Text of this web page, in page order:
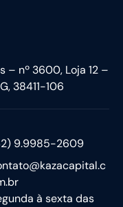
– nº 3600, Loja 12 –
38411-106
9.9985-2609
à sexta das